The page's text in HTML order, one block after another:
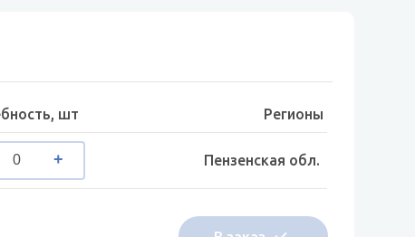
шт Регионы
Пензенская обл.